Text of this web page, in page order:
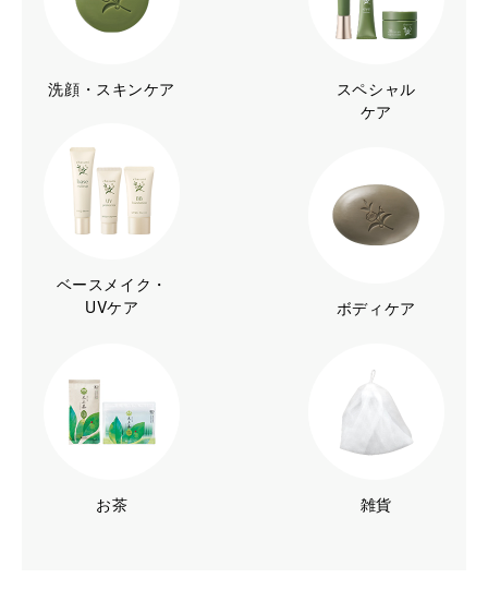
洗顔・スキンケア
スペシャル
ケア
ベースメイク・
UVケア
ボディケア
お茶 雑貨